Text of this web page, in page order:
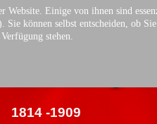
1814 -1909
Website. Einige von ihnen sind
Sie können selbst entscheiden, ob
stehen.